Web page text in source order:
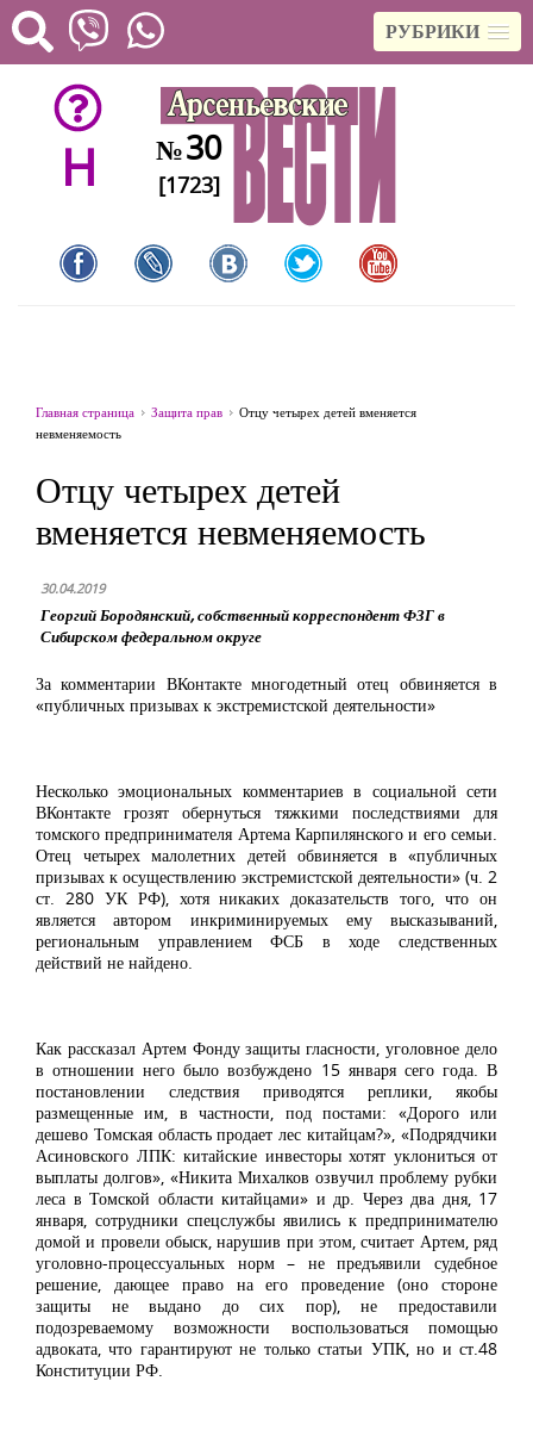
РУБРИКИ
H №30
[1723]
Главная страница Защита прав
Отцу четырех детей вменяется
невменяемость
Отцу четырех детей
вменяется невменяемость
30.04.2019
Георгий Бородянский, собственный корреспондент ФЗГ в
Сибирском федеральном округе
За комментарии ВКонтакте многодетный отец обвиняется в
«публичных призывах к экстремистской деятельности»
Несколько эмоциональных комментариев в социальной сети
ВКонтакте грозят обернуться тяжкими последствиями для
томского предпринимателя Артема Карпилянского и его семьи.
Отец четырех малолетних детей обвиняется в «публичных
призывах к осуществлению экстремистской деятельности» (ч. 2
ст. 280 УК РФ), хотя никаких доказательств того, что он
является автором инкриминируемых ему высказываний,
региональным управлением ФСБ в ходе следственных
действий не найдено.
Как рассказал Артем Фонду защиты гласности, уголовное дело
в отношении него было возбуждено 15 января сего года. В
постановлении следствия приводятся реплики, якобы
размещенные им, в частности, под постами: «Дорого или
дешево Томская область продает лес китайцам?», «Подрядчики
Асиновского ЛПК: китайские инвесторы хотят уклониться от
выплаты долгов», «Никита Михалков озвучил проблему рубки
леса в Томской области китайцами» и др. Через два дня, 17
января, сотрудники спецслужбы явились к предпринимателю
домой и провели обыск, нарушив при этом, считает Артем, ряд
уголовно-процессуальных норм – не предъявили судебное
решение, дающее право на его проведение (оно стороне
защиты не выдано до сих пор), не предоставили
подозреваемому возможности воспользоваться помощью
адвоката, что гарантируют не только статьи УПК, но и ст.48
Конституции РФ.